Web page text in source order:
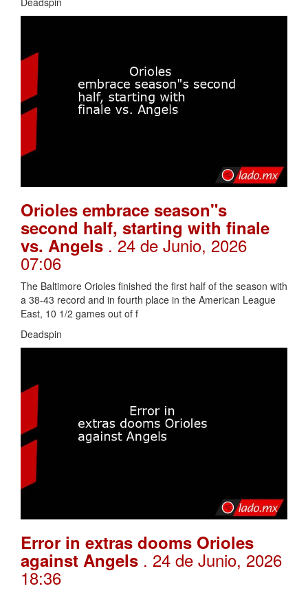
Orioles embrace season"s
second half, starting with finale
vs. Angels . 24 de Junio, 2026
07:06
The Baltimore Orioles finished the first half of the season with
a 38-43 record and in fourth place in the American League
East, 10 1/2 games out of f
Deadspin
Error in extras dooms Orioles
against Angels . 24 de Junio, 2026
18:36